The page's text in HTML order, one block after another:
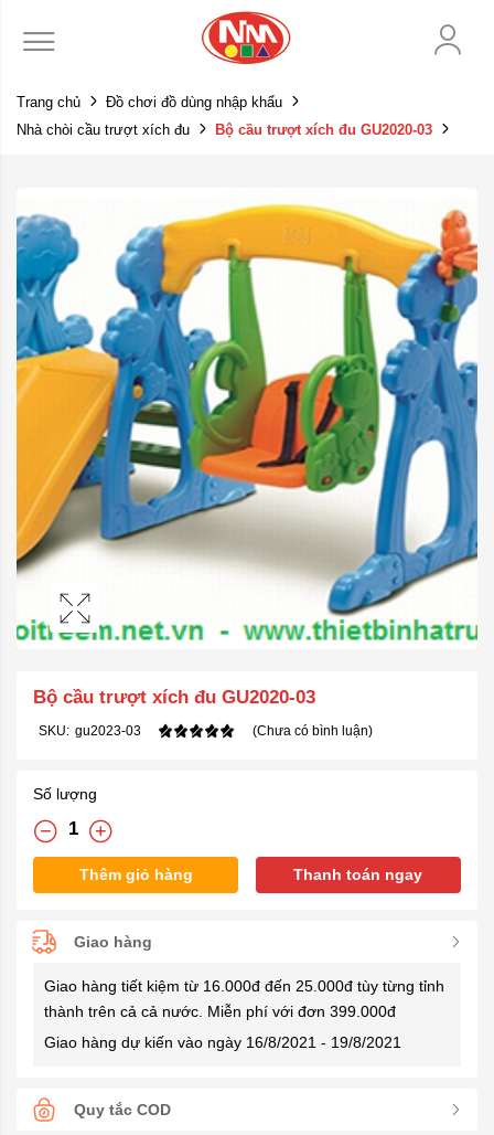
Trang chủ
Đồ chơi đồ dùng nhập khẩu
Nhà chòi cầu trượt xích đu
Bộ cầu trượt xích đu GU2020-03
Bộ cầu trượt xích đu GU2020-03
SKU: gu2023-03 (Chưa có bình luận)
Số lượng
Thêm giỏ hàng Thanh toán ngay
Giao hàng
Giao hàng tiết kiệm từ 16.000đ đến 25.000đ tùy từng tỉnh
thành trên cả cả nước. Miễn phí với đơn 399.000đ
Giao hàng dự kiến vào ngày 16/8/2021 - 19/8/2021
Quy tắc COD